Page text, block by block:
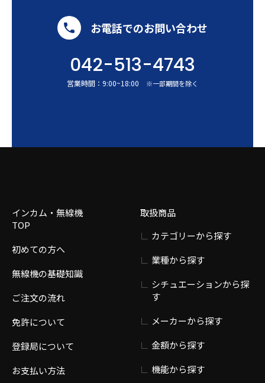
お電話でのお問い合わせ
042-513-4743
営業時間： 9:00~18:00 ※一部期間を除く
インカム・無線機
TOP
初めての方へ
無線機の基礎知識
ご注文の流れ
免許について
登録局について
お支払い方法
取扱商品
カテゴリーから探す
業種から探す
シチュエーションから探
す
メーカーから探す
金額から探す
機能から探す